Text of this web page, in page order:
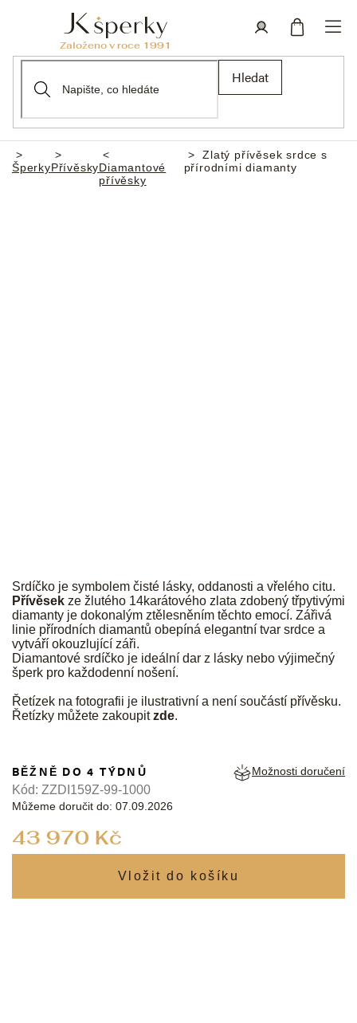
Hledat
Domů
ŠperkyPřívěskyDiamantové
přívěsky
Zlatý přívěsek srdce s
přírodními diamanty
Srdíčko je symbolem čisté lásky, oddanosti a vřelého citu.
Přívěsek ze žlutého 14karátového zlata zdobený třpytivými
diamanty je dokonalým ztělesněním těchto emocí. Zářivá
linie přírodních diamantů obepíná elegantní tvar srdce a
vytváří okouzlující záři.
Diamantové srdíčko je ideální dar z lásky nebo výjimečný
šperk pro každodenní nošení.
Řetízek na fotografii je ilustrativní a není součástí přívěsku.
Řetízky můžete zakoupitzde.
43 970 Kč
BĚŽNĚ DO 4 TÝDNŮ
Můžeme doručit do: 07.09.2026
Možnosti doručení
Kód: ZZDI159Z-99-1000